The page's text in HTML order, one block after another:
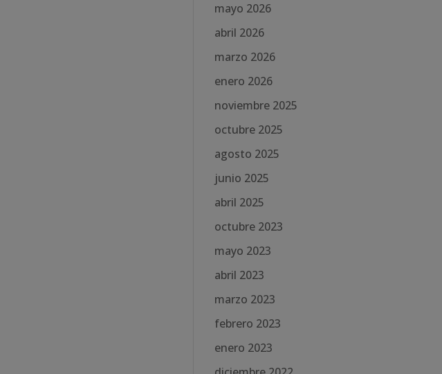
mayo 2026
abril 2026
marzo 2026
enero 2026
noviembre 2025
octubre 2025
agosto 2025
junio 2025
abril 2025
octubre 2023
mayo 2023
abril 2023
marzo 2023
febrero 2023
enero 2023